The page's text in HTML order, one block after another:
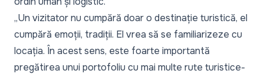
„Un vizitator nu cumpără doar o destinație turistică, el
cumpără emoții, tradiții. El vrea să se familiarizeze cu
locația. În acest sens, este foarte importantă
pregătirea unui portofoliu cu mai multe rute turistice-